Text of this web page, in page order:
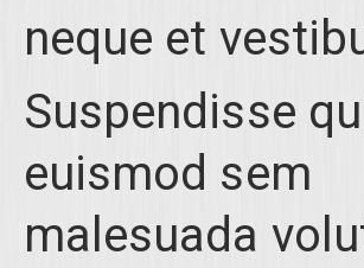
neque et
Suspendisse
euismod sem
malesuada